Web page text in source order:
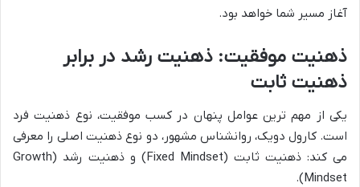
آغاز مسیر شما خواهد بود.
ذهنیت موفقیت: ذهنیت رشد در برابر
ذهنیت ثابت
یکی از مهم ترین عوامل پنهان در کسب موفقیت، نوع ذهنیت فرد
است. کارول دویک، روانشناس مشهور، دو نوع ذهنیت اصلی را معرفی
می کند: ذهنیت ثابت (Fixed Mindset) و ذهنیت رشد (Growth
Mindset).